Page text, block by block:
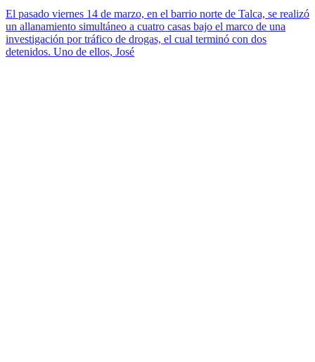
El pasado viernes 14 de marzo, en el barrio norte de Talca, se realizó
un allanamiento simultáneo a cuatro casas bajo el marco de una
investigación por tráfico de drogas, el cual terminó con dos
detenidos. Uno de ellos, José